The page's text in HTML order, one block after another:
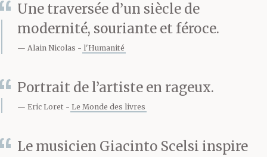
d’artistes savent ce que
signifie être un artiste.
prenne en photo afin
d’exhiber leur nez. Mais
nous avons tous un nez,
Une traversée d’un siècle de
modernité, souriante et féroce.
Alain Nicolas l'Humanité
Portrait de l’artiste en rageux.
Eric Loret Le Monde des livres
Le musicien Giacinto Scelsi inspire